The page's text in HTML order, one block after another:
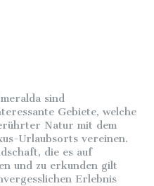
sind
Gebiete, welche
Natur mit dem
Urlaubsorts vereinen.
die es auf
und zu erkunden gilt
Erlebnis